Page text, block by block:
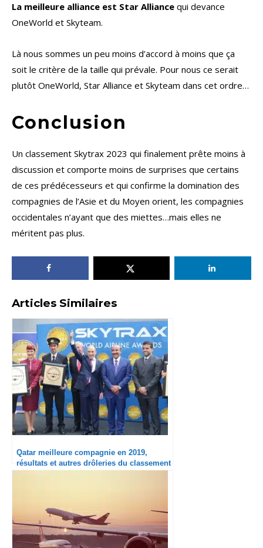
La meilleure alliance est Star Alliance qui devance
OneWorld et Skyteam.
Là nous sommes un peu moins d’accord à moins que ça
soit le critère de la taille qui prévale. Pour nous ce serait
plutôt OneWorld, Star Alliance et Skyteam dans cet ordre…
Conclusion
Un classement Skytrax 2023 qui finalement prête moins à
discussion et comporte moins de surprises que certains
de ces prédécesseurs et qui confirme la domination des
compagnies de l’Asie et du Moyen orient, les compagnies
occidentales n’ayant que des miettes…mais elles ne
méritent pas plus.
Articles Similaires
Qatar meilleure compagnie en 2019,
résultats et autres drôleries du classement